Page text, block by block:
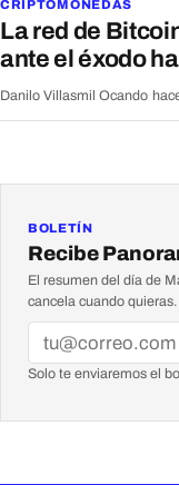
CRIPTOMONEDAS
La red de
ante el éxodo
Danilo Villasmil Ocando
BOLETÍN
Recibe
El resumen del día de
cancela cuando quieras.
Solo te enviaremos el